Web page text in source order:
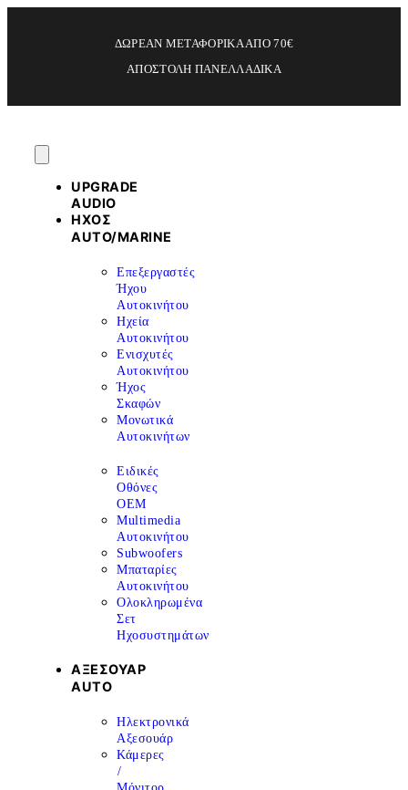
ΔΩΡΕΑΝ ΜΕΤΑΦΟΡΙΚΑ ΑΠΟ 70€
ΑΠΟΣΤΟΛΗ ΠΑΝΕΛΛΑΔΙΚΑ
UPGRADE
AUDIO
ΗΧΟΣ
ΑUTO/MARINE
Επεξεργαστές
Ήχου
Αυτοκινήτου
Ηχεία
Αυτοκινήτου
Ενισχυτές
Αυτοκινήτου
Ήχος
Σκαφών
Μονωτικά
Αυτοκινήτων
Ειδικές
Οθόνες
OEM
Multimedia
Αυτοκινήτου
Subwoofers
Μπαταρίες
Αυτοκινήτου
Ολοκληρωμένα
Σετ
Ηχοσυστημάτων
ΑΞΕΣΟΥΑΡ
AUTO
Ηλεκτρονικά
Αξεσουάρ
Κάμερες
/